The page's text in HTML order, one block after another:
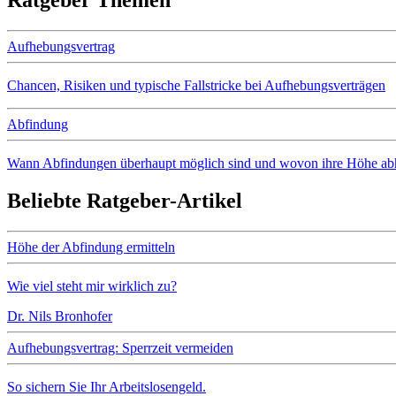
Aufhebungsvertrag
Chancen, Risiken und typische Fallstricke bei Aufhebungsverträgen
Abfindung
Wann Abfindungen überhaupt möglich sind und wovon ihre Höhe
Beliebte Ratgeber-Artikel
Höhe der Abfindung ermitteln
Wie viel steht mir wirklich zu?
Dr. Nils Bronhofer
Aufhebungsvertrag: Sperrzeit vermeiden
So sichern Sie Ihr Arbeitslosengeld.